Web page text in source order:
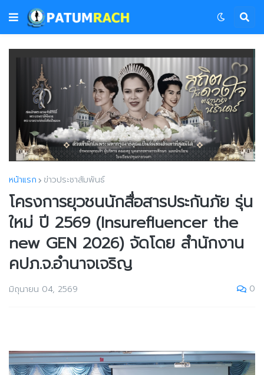
หน้าแรก ข่าวประชาสัมพันธ์
โครงการยุวชนนักสื่อสารประกันภัย รุ่น
ใหม่ ปี 2569 (Insurefluencer the
new GEN 2026) จัดโดย สำนักงาน
คปภ.จ.อำนาจเจริญ
มิถุนายน 04, 2569 0